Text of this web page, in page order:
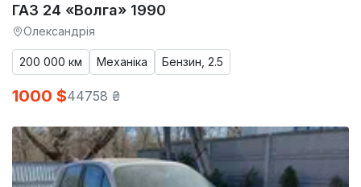
ГАЗ 24 «Волга» 1990
Олександрія
200 000 км Механіка Бензин, 2.5
1000 $44758 ₴